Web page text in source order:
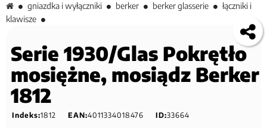
gniazdka i wyłączniki berker berker glasserie
łączniki i
klawisze
Serie 1930/Glas Pokrętło
mosiężne, mosiądz Berker
1812
Indeks:1812 EAN:4011334018476 ID:33664